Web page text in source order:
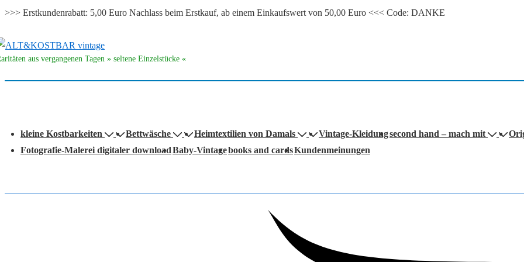
>>> Erstkundenrabatt: 5,00 Euro Nachlass beim Erstkauf, ab einem Einkaufswert von 50,00 Euro <<< Code: DANKE
Zum
Inhalt aus vergangenen Tagen » seltene Einzelstücke «
kleine Kostbarkeiten
Bettwäsche Heimtextilien von Damals Vintage-Kleidungsecond hand – mach mit
Fotografie-Malerei digitaler downloadBaby-Vintagebooks and cardsKundenmeinungen